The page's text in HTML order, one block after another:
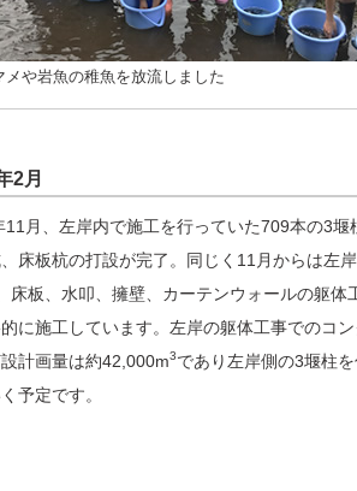
メや岩魚の稚魚を放流しました
2月
11月、左岸内で施工を行っていた709本の3堰
床板杭の打設が完了。同じく11月からは左
床板、水叩、擁壁、カーテンウォールの躯体
に施工しています。左岸の躯体工事でのコ
計画量は約42,000m3であり左岸側の3堰柱
予定です。